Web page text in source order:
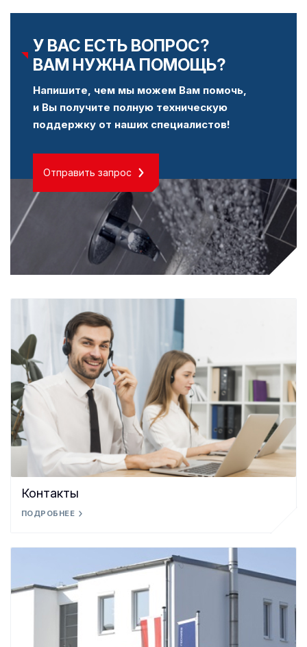
У ВАС ЕСТЬ ВОПРОС?
ВАМ НУЖНА ПОМОЩЬ?
Напишите, чем мы можем Вам помочь,
и Вы получите полную техническую
поддержку от наших специалистов!
Отправить запрос
Контакты
ПОДРОБНЕЕ